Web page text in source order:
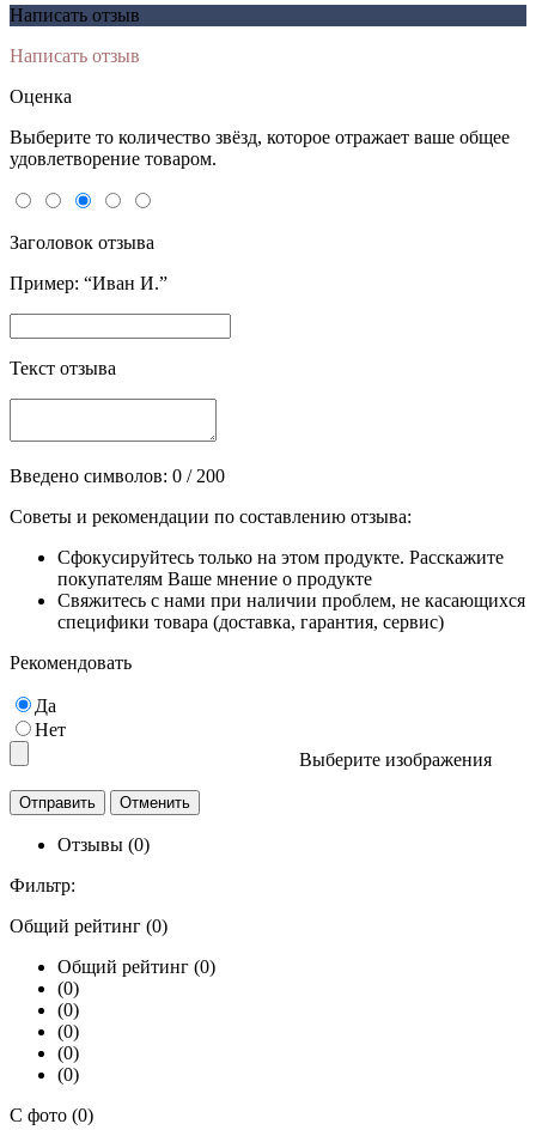
Написать отзыв
Написать отзыв
Оценка
Выберите то количество звёзд, которое отражает ваше общее
удовлетворение товаром.
Заголовок отзыва
Пример: “Иван И.”
Текст отзыва
Введено символов: 0 / 200
Советы и рекомендации по составлению отзыва:
Сфокусируйтесь только на этом продукте. Расскажите
покупателям Ваше мнение о продукте
Свяжитесь с нами при наличии проблем, не касающихся
специфики товара (доставка, гарантия, сервис)
Рекомендовать
Да
Нет
Выберите изображения
Отзывы (0)
Фильтр:
Общий рейтинг (0)
Общий рейтинг (0)
(0)
(0)
(0)
(0)
(0)
С фото (0)